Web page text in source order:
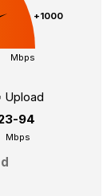
+1000
Mbps
Upload
94
Mbps